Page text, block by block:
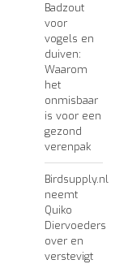
Badzout
voor
vogels en
duiven:
Waarom
het
onmisbaar
is voor een
gezond
verenpak
Birdsupply.nl
neemt
Quiko
Diervoeders
over en
verstevigt